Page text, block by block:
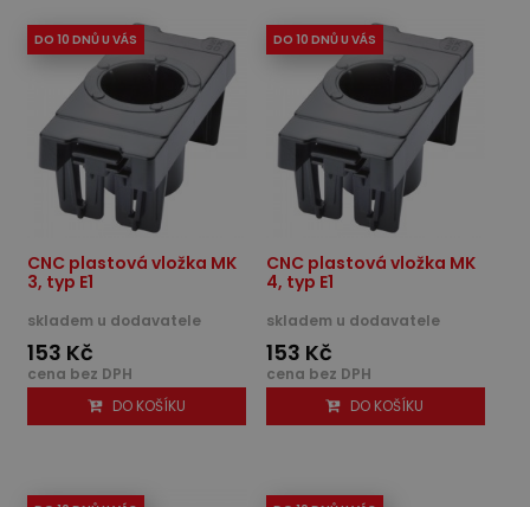
DO 10 DNŮ U VÁS
CNC plastová vložka MK
3, typ E1
skladem u dodavatele
153 Kč
cena bez DPH
DO KOŠÍKU
DO 10 DNŮ U VÁS
CNC plastová vložka MK
4, typ E1
skladem u dodavatele
153 Kč
cena bez DPH
DO KOŠÍKU